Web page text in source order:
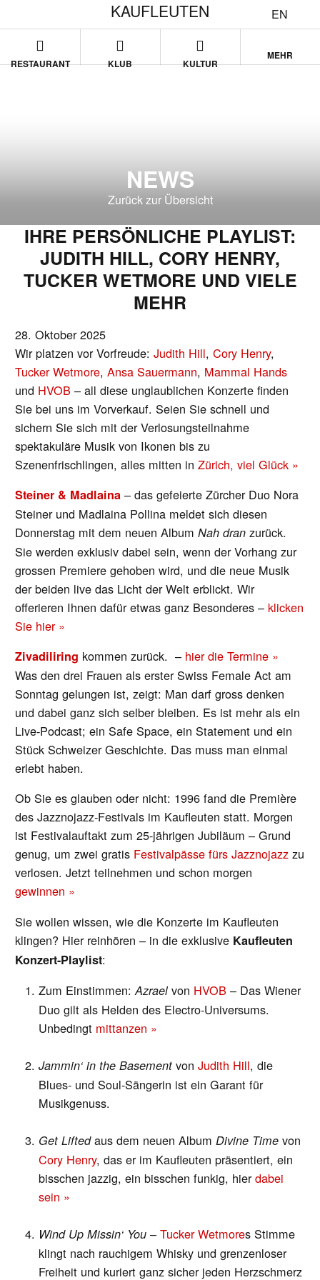
EN
KAUFLEUTEN
RESTAURANT KLUB KULTUR
MEHR
NEWS
Zurück zur Übersicht
IHRE PERSÖNLICHE PLAYLIST:
JUDITH HILL, CORY HENRY,
TUCKER WETMORE UND VIELE
MEHR
28. Oktober 2025
Wir platzen vor Vorfreude:Judith Hill,Cory Henry,
Tucker Wetmore,Ansa Sauermann, Mammal Hands
und HVOB – all diese unglaublichen Konzerte finden
Sie bei uns im Vorverkauf. Seien Sie schnell und
sichern Sie sich mit der Verlosungsteilnahme
spektakuläre Musik von Ikonen bis zu
Szenenfrischlingen, alles mitten inZürich, viel Glück »
Steiner & Madlaina – das gefeierte Zürcher Duo Nora
Steiner und Madlaina Pollina meldet sich diesen
Donnerstag mit dem neuen AlbumNah dran zurück.
Sie werden exklusiv dabei sein, wenn der Vorhang zur
grossen Premiere gehoben wird, und die neue Musik
der beiden live das Licht der Welt erblickt. Wir
offerieren Ihnen dafür etwas ganz Besonderes – klicken
Sie hier »
Zivadiliring kommen zurück. – hier die Termine »
Was den drei Frauen als erster Swiss Female Act am
Sonntag gelungen ist, zeigt: Man darf gross denken
und dabei ganz sich selber bleiben. Es ist mehr als ein
Live-Podcast; ein Safe Space, ein Statement und ein
Stück Schweizer Geschichte. Das muss man einmal
erlebt haben.
Ob Sie es glauben oder nicht: 1996 fand die Première
des Jazznojazz-Festivals im Kaufleuten statt. Morgen
ist Festivalauftakt zum 25-jährigen Jubiläum – Grund
genug, um zwei gratis Festivalpässe fürs Jazznojazz zu
verlosen. Jetzt teilnehmen und schon morgen
gewinnen »
Sie wollen wissen, wie die Konzerte im Kaufleuten
klingen? Hier reinhören – in die exklusive Kaufleuten
Konzert-Playlist:
Zum Einstimmen: Azraelvon HVOB – Das Wiener
Duo gilt als Helden des Electro-Universums.
Unbedingt mittanzen »
Jammin‘ in the Basementvon Judith Hill, die
Blues- und Soul-Sängerin ist ein Garant für
Musikgenuss.
Get Liftedaus dem neuen Album Divine Timevon
Cory Henry, das er im Kaufleuten präsentiert, ein
bisschen jazzig, ein bisschen funkig, hierdabei
sein »
Wind Up Missin‘ You– Tucker Wetmores Stimme
klingt nach rauchigem Whisky und grenzenloser
Freiheit und kuriert ganz sicher jeden Herzschmerz